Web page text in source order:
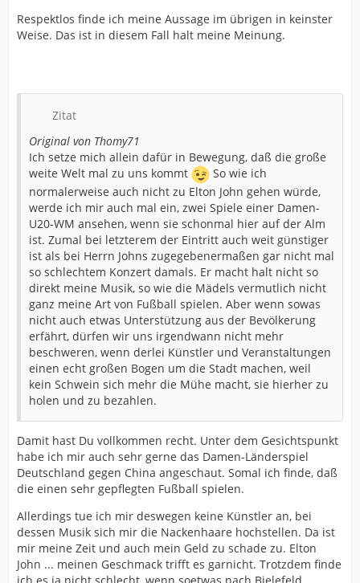
Respektlos finde ich meine Aussage im übrigen in keinster
Weise. Das ist in diesem Fall halt meine Meinung.
Zitat
Original von Thomy71
Ich setze mich allein dafür in Bewegung, daß die große
weite Welt mal zu uns kommt
So wie ich
normalerweise auch nicht zu Elton John gehen würde,
werde ich mir auch mal ein, zwei Spiele einer Damen-
U20-WM ansehen, wenn sie schonmal hier auf der Alm
ist. Zumal bei letzterem der Eintritt auch weit günstiger
ist als bei Herrn Johns zugegebenermaßen gar nicht mal
so schlechtem Konzert damals. Er macht halt nicht so
direkt meine Musik, so wie die Mädels vermutlich nicht
ganz meine Art von Fußball spielen. Aber wenn sowas
nicht auch etwas Unterstützung aus der Bevölkerung
erfährt, dürfen wir uns irgendwann nicht mehr
beschweren, wenn derlei Künstler und Veranstaltungen
einen echt großen Bogen um die Stadt machen, weil
kein Schwein sich mehr die Mühe macht, sie hierher zu
holen und zu bezahlen.
Damit hast Du vollkommen recht. Unter dem Gesichtspunkt
habe ich mir auch sehr gerne das Damen-Länderspiel
Deutschland gegen China angeschaut. Somal ich finde, daß
die einen sehr gepflegten Fußball spielen.
Allerdings tue ich mir deswegen keine Künstler an, bei
dessen Musik sich mir die Nackenhaare hochstellen. Da ist
mir meine Zeit und auch mein Geld zu schade zu. Elton
John ... meinen Geschmack trifft es garnicht. Trotzdem finde